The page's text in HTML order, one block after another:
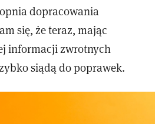
dopracowania
się, że teraz, mając
informacji zwrotnych
siądą do poprawek.